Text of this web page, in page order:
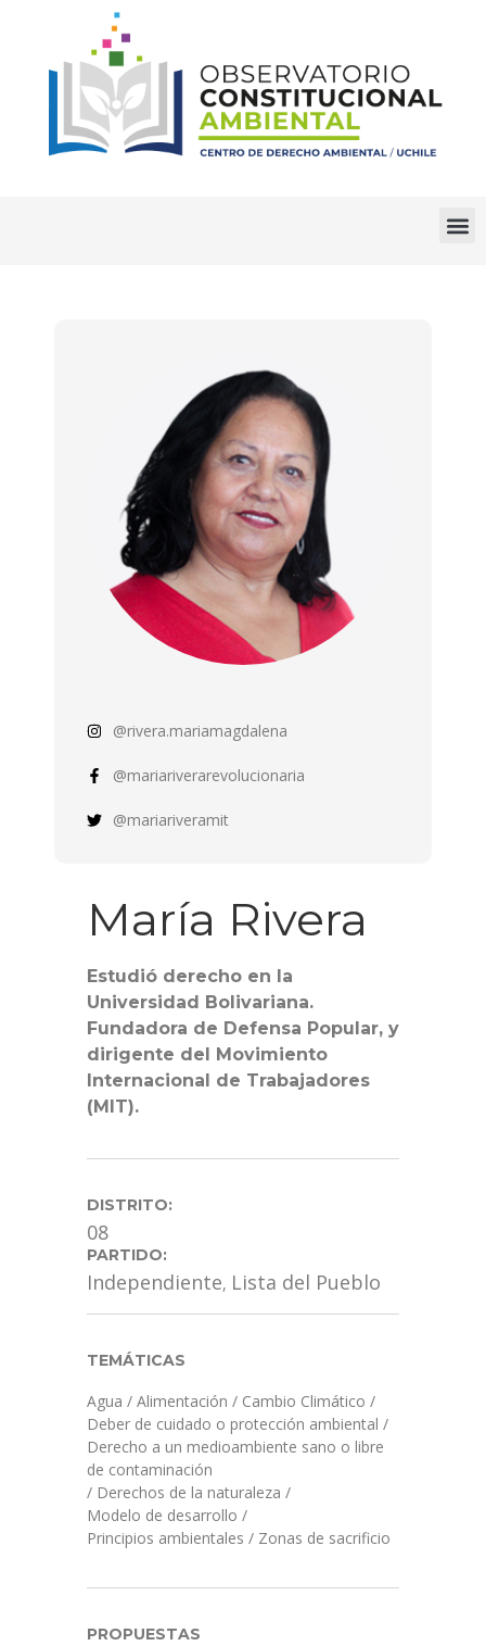
@rivera.mariamagdalena
@mariariverarevolucionaria
@mariariveramit
María Rivera
Estudió derecho en la
Universidad Bolivariana.
Fundadora de Defensa Popular, y
dirigente del Movimiento
Internacional de Trabajadores
(MIT).
DISTRITO:
08
PARTIDO:
Independiente, Lista del Pueblo
TEMÁTICAS
Agua / Alimentación / Cambio Climático /
Deber de cuidado o protección ambiental /
Derecho a un medioambiente sano o libre
de contaminación
/ Derechos de la naturaleza /
Modelo de desarrollo /
Principios ambientales / Zonas de sacrificio
PROPUESTAS